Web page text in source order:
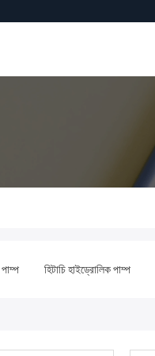
হিটাচি হাইড্রোলিক পাম্প